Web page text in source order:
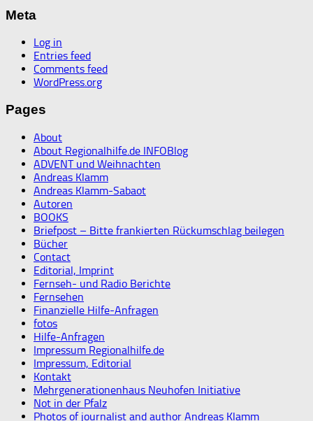
Meta
Log in
Entries feed
Comments feed
WordPress.org
Pages
About
About Regionalhilfe.de INFOBlog
ADVENT und Weihnachten
Andreas Klamm
Andreas Klamm-Sabaot
Autoren
BOOKS
Briefpost – Bitte frankierten Rückumschlag beilegen
Bücher
Contact
Editorial, Imprint
Fernseh- und Radio Berichte
Fernsehen
Finanzielle Hilfe-Anfragen
fotos
Hilfe-Anfragen
Impressum Regionalhilfe.de
Impressum, Editorial
Kontakt
Mehrgenerationenhaus Neuhofen Initiative
Not in der Pfalz
Photos of journalist and author Andreas Klamm